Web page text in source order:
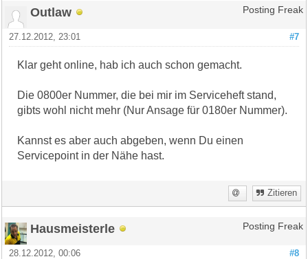
Outlaw Posting Freak
#7
27.12.2012, 23:01
Klar geht online, hab ich auch schon gemacht.
Die 0800er Nummer, die bei mir im Serviceheft stand,
gibts wohl nicht mehr (Nur Ansage für 0180er Nummer).
Kannst es aber auch abgeben, wenn Du einen
Servicepoint in der Nähe hast.
Zitieren
Hausmeisterle Posting Freak
#8
28.12.2012, 00:06